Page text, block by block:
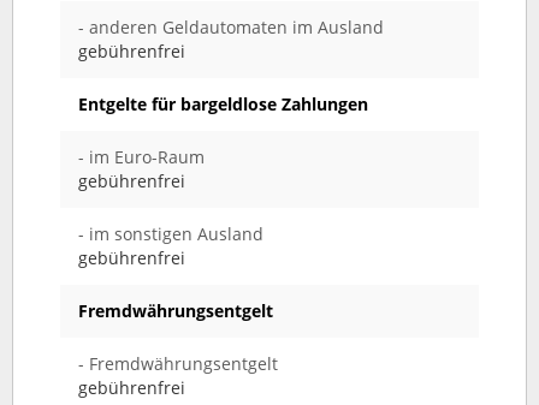
- anderen Geldautomaten im Ausland
gebührenfrei
Entgelte für bargeldlose Zahlungen
- im Euro-Raum
gebührenfrei
- im sonstigen Ausland
gebührenfrei
Fremdwährungsentgelt
- Fremdwährungsentgelt
gebührenfrei